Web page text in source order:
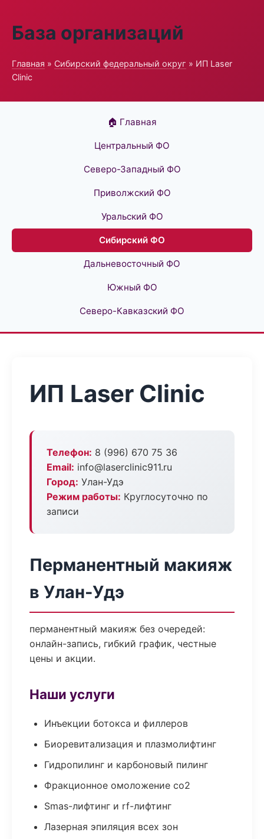
База организаций
Главная » Сибирский федеральный округ » ИП Laser
Clinic
🏠 Главная
Центральный ФО
Северо-Западный ФО
Приволжский ФО
Уральский ФО
Сибирский ФО
Дальневосточный ФО
Южный ФО
Северо-Кавказский ФО
ИП Laser Clinic
Телефон: 8 (996) 670 75 36
Email: info@laserclinic911.ru
Город: Улан-Удэ
Режим работы: Круглосуточно по
записи
Перманентный макияж
в Улан-Удэ
перманентный макияж без очередей:
онлайн-запись, гибкий график, честные
цены и акции.
Наши услуги
Инъекции ботокса и филлеров
Биоревитализация и плазмолифтинг
Гидропилинг и карбоновый пилинг
Фракционное омоложение co2
Smas-лифтинг и rf-лифтинг
Лазерная эпиляция всех зон